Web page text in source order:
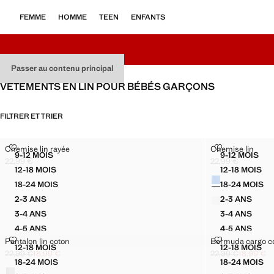
Passer au contenu principal
FEMME HOMME TEEN ENFANTS
VÊTEMENTS EN LIN POUR BÉBÉS GARÇONS
FILTRER ET TRIER
Tailles
9-12 MOISCHEMISE LIN RAYÉE
12-18 MOISCHEMISE LIN RAYÉE
18-24 MOISCHEMISE LIN RAYÉE
2-3 ANSCHEMISE LIN RAYÉE
3-4 ANSCHEMISE LIN RAYÉE
4-5 ANSCHEMISE LIN RAYÉE
Chemise lin rayée
CHEMISE LIN RAYÉE
Prix actuel [22,99 € ]
22,99 €
Tailles
9-12 MOIS
12-18 MOIS
18-24 MOIS
2-3 ANSCHEMISE
3-4 ANSCHEMISE
4-5 ANSCHEMISE
Chemise lin
CHEMISE LIN
Prix actuel [22,99
22,99 €
Couleurs
Tailles
12-18 MOISPANTALON LIN COTON
18-24 MOISPANTALON LIN COTON
Pantalon lin coton
PANTALON LIN COTON
Prix initial barré [22,99 € ]
22,99 €
Prix actuel [18,99 € ]
18,99 €
Couleurs
Tailles
12-18 MOIS
18-24 MOIS
Bermuda cargo
BERMUDA
Prix initial barré
22,99 €
Prix actuel [18,99
18,99 €